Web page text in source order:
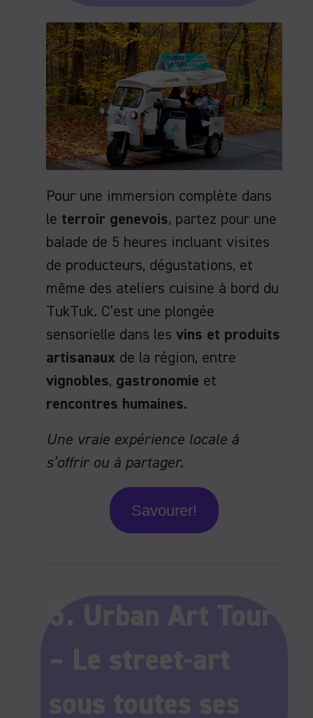
Pour une immersion complète dans
le terroir genevois, partez pour une
balade de 5 heures incluant visites
de producteurs, dégustations, et
même des ateliers cuisine à bord du
TukTuk. C’est une plongée
sensorielle dans les vins et produits
artisanaux de la région, entre
vignobles, gastronomie et
rencontres humaines.
Une vraie expérience locale à
s’offrir ou à partager.
Savourer!
5. Urban Art Tour
– Le street-art
sous toutes ses